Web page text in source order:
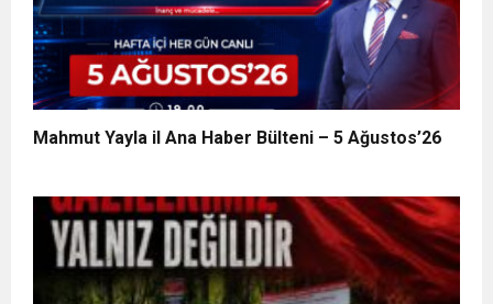
Mahmut Yayla il Ana Haber Bülteni – 5 Ağustos’26